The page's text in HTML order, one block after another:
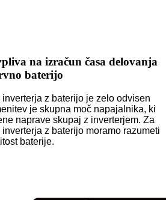
na izračun časa delovanja
baterijo
z baterijo je zelo odvisen
je skupna moč napajalnika, ki
naprave skupaj z inverterjem. Za
z baterijo moramo razumeti
baterije.